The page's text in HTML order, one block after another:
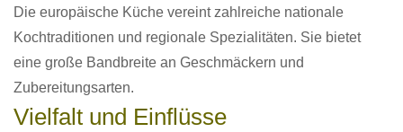
Die europäische Küche vereint zahlreiche nationale
Kochtraditionen und regionale Spezialitäten. Sie bietet
eine große Bandbreite an Geschmäckern und
Zubereitungsarten.
Vielfalt und Einflüsse